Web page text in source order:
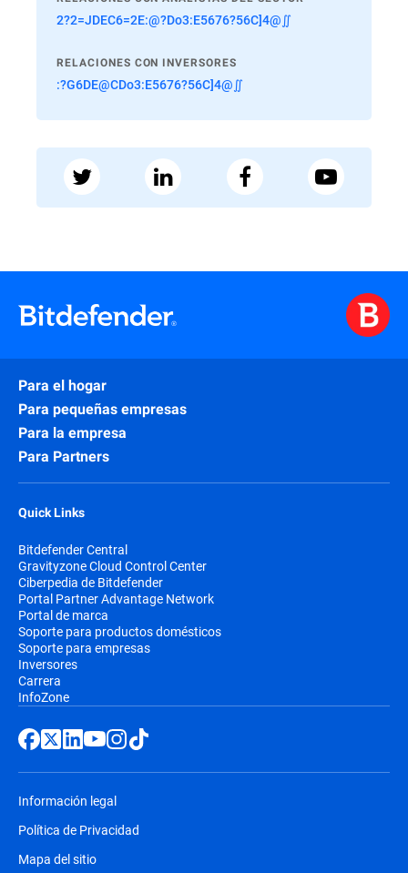
2?2=JDEC6=2E:@?Do3:E5676?56C]4@∬
RELACIONES CON INVERSORES
:?G6DE@CDo3:E5676?56C]4@∬
Para el hogar
Para pequeñas empresas
Para la empresa
Para Partners
Quick Links
Bitdefender Central
Gravityzone Cloud Control Center
Ciberpedia de Bitdefender
Portal Partner Advantage Network
Portal de marca
Soporte para productos domésticos
Soporte para empresas
Inversores
Carrera
InfoZone
Información legal
Política de Privacidad
Mapa del sitio